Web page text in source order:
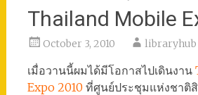
Thailand Mobile
October 3, 2010 libraryhub
เมื่อวานนี้ผมได้มีโอกาสไปเดินงาน
Expo 2010 ที่ศูนย์ประชุมแห่งชาติ